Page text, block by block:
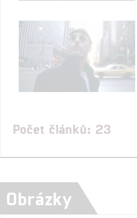
Počet článků: 23
Obrázky